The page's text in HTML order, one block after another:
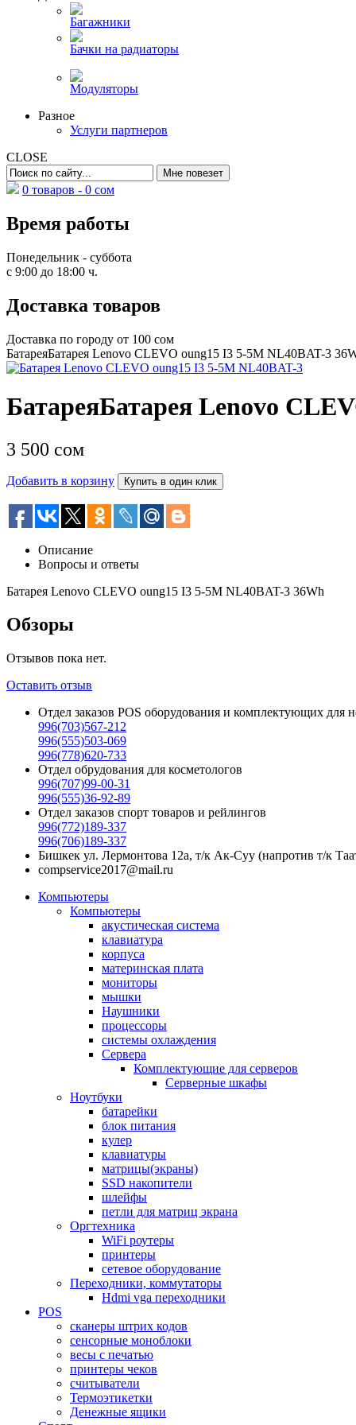
Багажники
Бачки на радиаторы
Модуляторы
Разное
Услуги партнеров
CLOSE
0 товаров - 0 сом
Время работы
Понедельник - суббота
с 9:00 до 18:00 ч.
Доставка товаров
Доставка по городу от 100 сом
БатареяБатарея Lenovo CLEVO oung15 I3 5-5M NL40BAT-3
БатареяБатарея Lenovo
3 500 сом
Добавить в корзину Купить в один клик
Описание
Вопросы и ответы
Батарея Lenovo CLEVO oung15 I3 5-5M NL40BAT-3 36Wh
Обзоры
Отзывов пока нет.
Оставить отзыв
Отдел заказов POS оборудования и комплектующих для
996(703)567-212
996(555)503-069
996(778)620-733
Отдел обрудования для косметологов
996(707)99-00-31
996(555)36-92-89
Отдел заказов спорт товаров и рейлингов
996(772)189-337
996(706)189-337
Бишкек ул. Лермонтова 12а, т/к Ак-Суу (напротив т/к
compservice2017@mail.ru
Компьютеры
Компьютеры
акустическая система
клавиатура
корпуса
материнская плата
мониторы
мышки
Наушники
процессоры
системы охлаждения
Сервера
Комплектующие для серверов
Серверные шкафы
Ноутбуки
батарейки
блок питания
кулер
клавиатуры
матрицы(экраны)
SSD накопители
шлейфы
петли для матриц экрана
Оргтехника
WiFi роутеры
принтеры
сетевое оборудование
Переходники, коммутаторы
Hdmi vga переходники
POS
сканеры штрих кодов
сенсорные моноблоки
весы с печатью
принтеры чеков
считыватели
Термоэтикетки
Денежные ящики